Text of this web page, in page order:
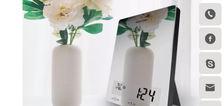



